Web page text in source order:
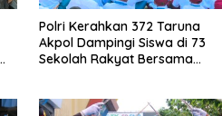
Polri Kerahkan 372 Taruna
Akpol Dampingi Siswa di 73
Sekolah Rakyat Bersama